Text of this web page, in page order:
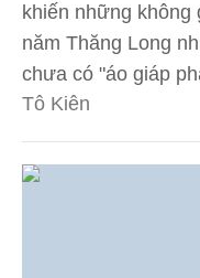
khiến những không
năm Thăng Long
chưa có "áo giáp
Tô Kiên